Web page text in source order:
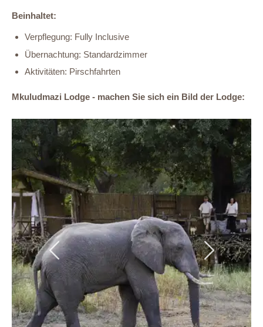
Beinhaltet:
Verpflegung: Fully Inclusive
Übernachtung: Standardzimmer
Aktivitäten: Pirschfahrten
Mkuludmazi Lodge - machen Sie sich ein Bild der Lodge:
Previous Next